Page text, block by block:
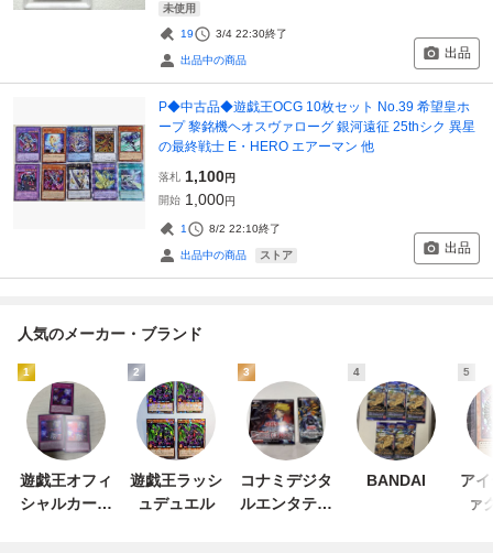
未使用
19 3/4 22:30終了
出品中の商品 出品
P◆中古品◆遊戯王OCG 10枚セット No.39 希望皇ホ
ープ 黎銘機ヘオスヴァローグ 銀河遠征 25thシク 異星
の最終戦士 E・HERO エアーマン 他
落札 1,100円
開始 1,000円
1 8/2 22:10終了
出品中の商品 ストア 出品
人気のメーカー・ブランド
1
遊戯王オフィ
シャルカード
2
遊戯王ラッシ
ュデュエル
3
コナミデジタ
ルエンタテイ
4
BANDAI
5
ア
ァ